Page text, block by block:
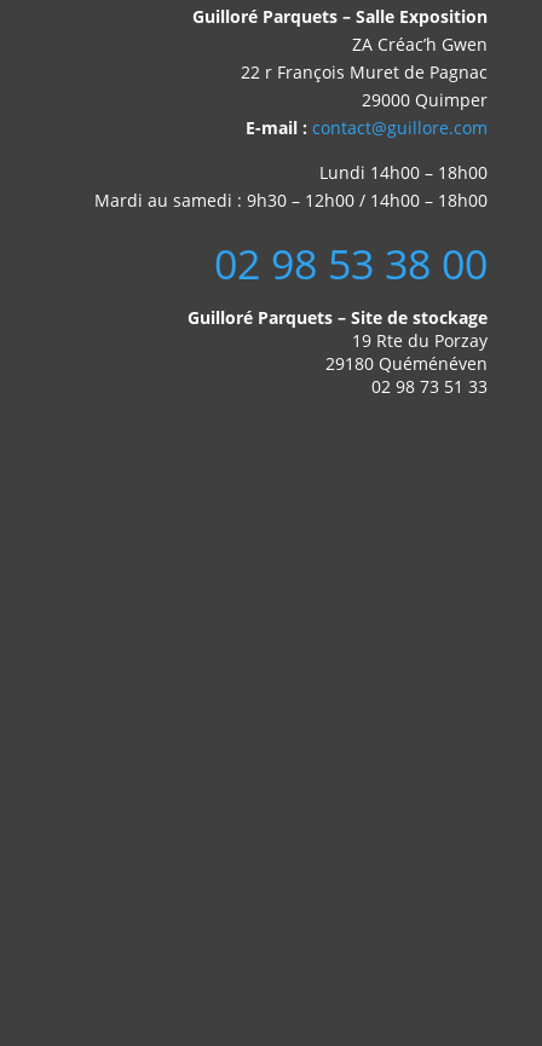
Guilloré Parquets – Salle Exposition
ZA Créac’h Gwen
22 r François Muret de Pagnac
29000 Quimper
E-mail :contact@guillore.com
Lundi 14h00 – 18h00
Mardi au samedi : 9h30 – 12h00 / 14h00 – 18h00
02 98 53 38 00
Guilloré Parquets – Site de stockage
19 Rte du Porzay
29180 Quéménéven
02 98 73 51 33